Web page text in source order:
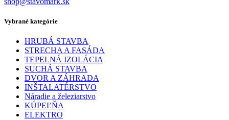
Vybrané kategórie
HRUBÁ STAVBA
STRECHA A FASÁDA
TEPELNÁ IZOLÁCIA
SUCHÁ STAVBA
DVOR A ZÁHRADA
INŠTALATÉRSTVO
Náradie a železiarstvo
KÚPEĽŇA
ELEKTRO